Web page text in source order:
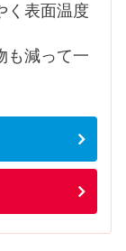
く表面温度
も減って一